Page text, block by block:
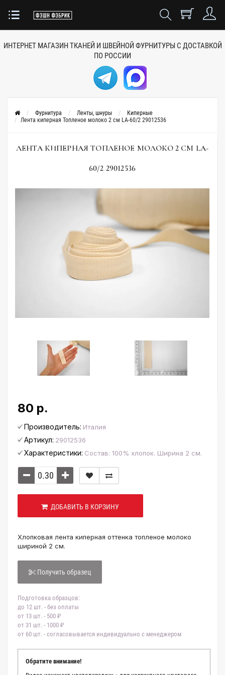
ИНТЕРНЕТ МАГАЗИН ТКАНЕЙ И ШВЕЙНОЙ ФУРНИТУРЫ С ДОСТАВКОЙ
ПО РОССИИ
Фурнитура Ленты, шнуры
Киперные
Лента киперная Топленое молоко 2 см LA-60/2 29012536
ЛЕНТА КИПЕРНАЯ ТОПЛЕНОЕ МОЛОКО 2 СМ LA-
60/2 29012536
80 р.
Производитель: Италия
Артикул: 29012536
Характеристики: Состав: 100% хлопок. Ширина 2 см.
ДОБАВИТЬ В КОРЗИНУ
Хлопковая лента киперная оттенка топленое молоко
шириной 2 см.
Получить образец
Подготовка образцов:
до 12 шт. - без оплаты
от 13 шт. - 500 ₽
от 31 шт. - 1000 ₽
от 60 шт. - согласовывается индивидуально с менеджером
Обратите внимание!